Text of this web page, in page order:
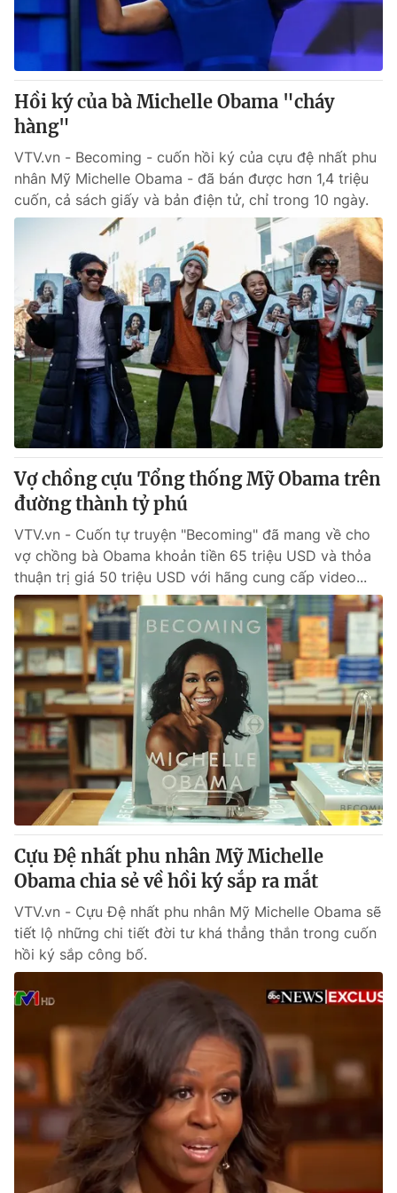
Thị trường 24h Tấm lòng Việt
Vươn mình bằng AI
VTV9 VTV8
Liên hệ tòa soạn English
THỜI BÁO VTV
Theo dõi báo trên
Cơ quan chủ quản:Đài Truyền hình Việt Nam
Cơ quan báo chí: Thời báo VTV
Giấy phép hoạt động báo in và báo điện tử số 483/GP-BTTTT
cấp ngày 29/12/2023
Tổng Biên tập:Vũ Thanh Thủy
Phó Tổng Biên tập:Nguyễn Thị Mỹ Hạnh, Phạm Quốc Thắng,
Nguyễn Trọng Ninh
Ðiện thoại Thời báo VTV: 024.66 897 897
Email: toasoan@vtv.vn
Liên hệ quảng cáo:024-7300.7108
® Cấm sao chép dưới mọi hình thức nếu không có sự chấp
thuận bằng văn bản. Ghi rõ nguồn VTV.vn khi phát hành lại
thông tin từ website này.
Hồi ký của bà Michelle Obama "cháy
hàng"
VTV.vn - Becoming - cuốn hồi ký của cựu đệ nhất phu
nhân Mỹ Michelle Obama - đã bán được hơn 1,4 triệu
cuốn, cả sách giấy và bản điện tử, chỉ trong 10 ngày.
Vợ chồng cựu Tổng thống Mỹ Obama trên
đường thành tỷ phú
VTV.vn - Cuốn tự truyện "Becoming" đã mang về cho
vợ chồng bà Obama khoản tiền 65 triệu USD và thỏa
thuận trị giá 50 triệu USD với hãng cung cấp video...
Cựu Đệ nhất phu nhân Mỹ Michelle
Obama chia sẻ về hồi ký sắp ra mắt
VTV.vn - Cựu Đệ nhất phu nhân Mỹ Michelle Obama sẽ
tiết lộ những chi tiết đời tư khá thẳng thắn trong cuốn
hồi ký sắp công bố.